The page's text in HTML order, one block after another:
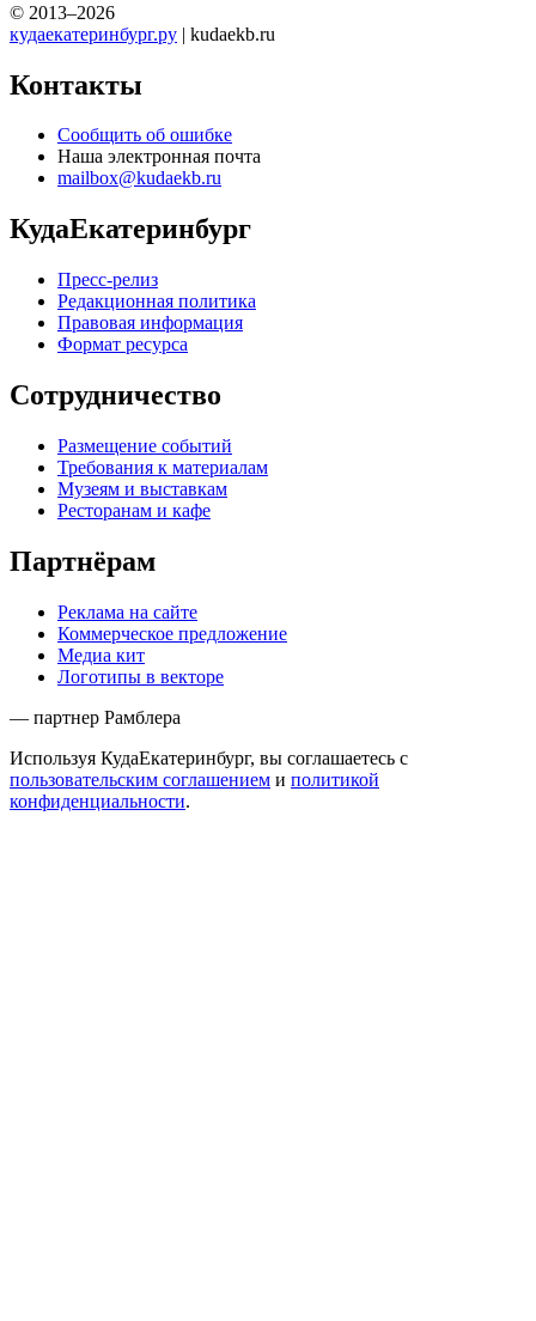
© 2013–2026
кудаекатеринбург.ру | kudaekb.ru
Контакты
Сообщить об ошибке
Наша электронная почта
mailbox@kudaekb.ru
КудаЕкатеринбург
Пресс-релиз
Редакционная политика
Правовая информация
Формат ресурса
Сотрудничество
Размещение событий
Требования к материалам
Музеям и выставкам
Ресторанам и кафе
Партнёрам
Реклама на сайте
Коммерческое предложение
Медиа кит
Логотипы в векторе
— партнер Рамблера
Используя КудаЕкатеринбург, вы соглашаетесь с
пользовательским соглашением и политикой
конфиденциальности.